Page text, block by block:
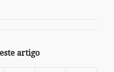
artigo